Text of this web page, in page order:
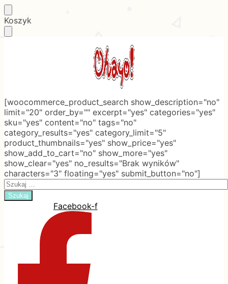
Skip
to
Skip
to
Koszyk
[woocommerce_product_search show_description="no"
limit="20" order_by="" excerpt="yes" categories="yes"
sku="yes" content="no" tags="no"
category_results="yes" category_limit="5"
product_thumbnails="yes" show_price="yes"
show_add_to_cart="no" show_more="yes"
show_clear="yes" no_results="Brak wyników"
characters="3" floating="yes" submit_button="no"]
Search
for:
Facebook-f